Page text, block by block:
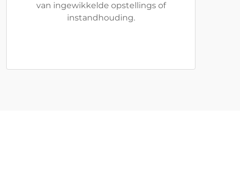
van ingewikkelde opstellings of
instandhouding.